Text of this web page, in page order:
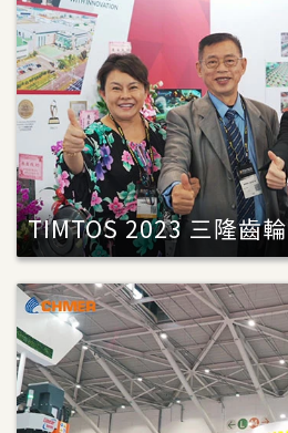
TIMTOS 2023 三隆齒輪